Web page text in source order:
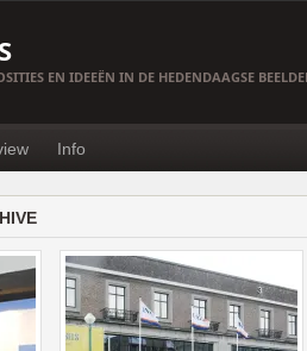
EN IDEEËN IN DE HEDENDAAGSE
Info